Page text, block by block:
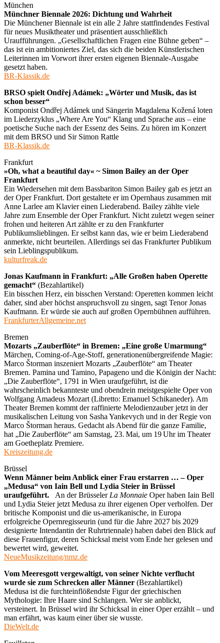
München
Münchner Biennale 2026: Dichtung und Wahrheit
Die Münchener Biennale ist ein alle 2 Jahre stattfindendes Festival
für neues Musiktheater und präsentiert ausschließlich
Uraufführungen. „Gesellschaftlichen Fragen eine Bühne geben“ –
das ist ein ambitioniertes Ziel, das sich die beiden Künstlerischen
Leiterinnen im Vorwort ihrer ersten eigenen Biennale-Ausgabe
gesetzt haben.
BR-Klassik.de
BRSO spielt Ondřej Adámek: „Wörter und Musik, das ist
schon besser“
Komponist Ondřej Adámek und Sängerin Magdalena Kožená loten
im Liederzyklus „Where Are You“ Klang und Sprache aus – eine
poetische Suche nach der Essenz des Seins. Zu hören im Konzert
mit dem BRSO und Sir Simon Rattle
BR-Klassik.de
Frankfurt
»Oh, what a beautiful day« ~ Simon Bailey an der Oper
Frankfurt
Ein Wiedersehen mit dem Bassbariton Simon Bailey gab es jetzt an
der Oper Frankfurt. Dort gestaltete er im Opernhaus zusammen mit
Anne Larlee am Klavier einen Liederabend. Bailey zählte viele
Jahre zum Ensemble der Oper Frankfurt. Nicht zuletzt wegen seiner
frohen und heiteren Art zählte er zu den Frankfurter
Publikumslieblingen. Er selbst kann das, wie er beim Liederabend
anmerkte, nicht beurteilen. Allerdings sei das Frankfurter Publikum
sein Lieblingspublikum.
kulturfreak.de
Jonas Kaufmann in Frankfurt: „Alle Großen haben Operette
gemacht“ (Bezahlartikel)
Ein bisschen Herz, ein bisschen Verstand: Operetten kommen leicht
daher, sind aber höchst anspruchsvoll zu singen, sagt Tenor Jonas
Kaufmann. Er würde sie auch auf großen Opernbühnen aufführen.
FrankfurterAllgemeine.net
Bremen
Mozarts „Zauberflöte“ in Bremen: „Eine große Umarmung“
Märchen, Coming-of-Age-Stoff, generationenübergreifende Magie:
Marco Štorman inszeniert Mozarts „Zauberflöte“ am Theater
Bremen. Pamina und Tamino, Papageno und die Königin der Nacht:
„Die Zauberflöte“, 1791 in Wien uraufgeführt, ist die
wahrscheinlich bekannteste und obendrein meistgespielte Oper von
Wolfgang Amadeus Mozart (Libretto: Emanuel Schikaneder). Am
Theater Bremen kommt der raffinierte Melodienzauber jetzt in der
musikalischen Leitung von Sasha Yankevych und in der Regie von
Marco Štorman heraus. Gedacht als Abend für die ganze Familie,
hat „Die Zauberflöte“ am Samstag, 23. Mai, um 19 Uhr im Theater
am Goetheplatz Premiere.
Kreiszeitung.de
Brüssel
Wenn Männer beim Anblick einer Frau erstarren … – Oper
„Medusa“ von Iain Bell und Lydia Steier in Brüssel
uraufgeführt. An der Brüsseler La Monnaie Oper haben Iain Bell
und Lydia Steier jetzt Medusa zu ihrer eigenen Oper verholfen. Der
britische Komponist und die us-amerikanische, in Europa
erfolgreiche Opernregisseurin (und für die Jahre 2027 bis 2029
designierte Intendantin der Ruhrtriennale) haben dabei den Blick auf
diese Frauenfigur, deren Schicksal meist vom Ende her gelesen und
bewertet wird, geweitet.
NeueMusikzeitung/nmz.de
Vom Meeresgott vergewaltigt, von seiner Nichte verflucht
wurde sie zum Schrecken aller Männer (Bezahlartikel)
Medusa ist die furchteinflößendste Figur der griechischen
Mythologie: Ihre Haare sind Schlangen. Wer sie anblickt,
versteinert. In Brüssel wird ihr Schicksal in einer Oper erzählt – und
man erfährt, was kaum einer über sie wusste.
DieWelt.de